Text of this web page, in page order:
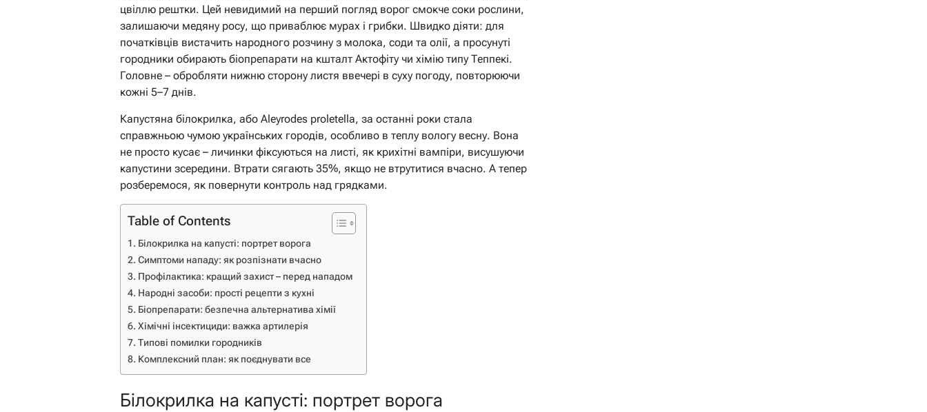
цвіллю рештки. Цей невидимий на перший погляд ворог смокче соки рослини,
залишаючи медяну росу, що приваблює мурах і грибки. Швидко діяти: для
початківців вистачить народного розчину з молока, соди та олії, а просунуті
городники обирають біопрепарати на кшталт Актофіту чи хімію типу Теппекі.
Головне – обробляти нижню сторону листя ввечері в суху погоду, повторюючи
кожні 5–7 днів.
Капустяна білокрилка, або Aleyrodes proletella, за останні роки стала
справжньою чумою українських городів, особливо в теплу вологу весну. Вона
не просто кусає – личинки фіксуються на листі, як крихітні вампіри, висушуючи
капустини зсередини. Втрати сягають 35%, якщо не втрутитися вчасно. А тепер
розберемося, як повернути контроль над грядками.
Table of Contents
Білокрилка на капусті: портрет ворога
Симптоми нападу: як розпізнати вчасно
Профілактика: кращий захист – перед нападом
Народні засоби: прості рецепти з кухні
Біопрепарати: безпечна альтернатива хімії
Хімічні інсектициди: важка артилерія
Типові помилки городників
Комплексний план: як поєднувати все
Білокрилка на капусті: портрет ворога